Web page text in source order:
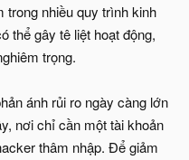
trong nhiều quy trình kinh
thể gây tê liệt hoạt động,
trọng.
ánh rủi ro ngày càng lớn
nơi chỉ cần một tài khoản
thâm nhập. Để giảm